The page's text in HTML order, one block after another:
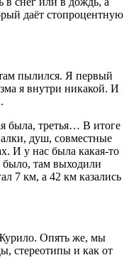
даёт стопроцентную
пылился. Я первый
я внутри никакой. И
была, третья… В итоге
душ, совместные
И у нас была какая-то
было, там выходили
7 км, а 42 км казались
Опять же, мы
стереотипы и как от